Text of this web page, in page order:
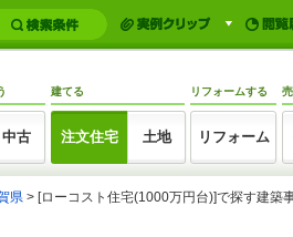
中古
建てる
注文住宅 土地
リフォームする
リフォーム
県 [ローコスト住宅(1000万円台)]で探す建築